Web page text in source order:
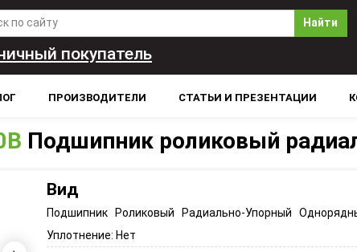
Найти
покупатель
ПРОИЗВОДИТЕЛИ СТАТЬИ И ПРЕЗЕНТАЦИИ
Подшипник роликовый
Вид
Подшипник Роликовый Радиально-Упорный
Уплотнение: Нет